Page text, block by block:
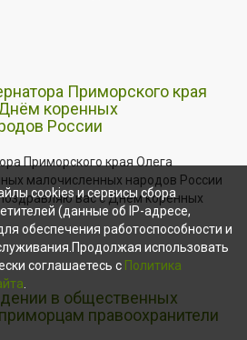
Приморского края
коренных
России
Приморского края Олега
малочисленных народов России
вас с Днём коренных
в общественных
правоохранители
cookies и сервисы сбора
(данные об IP-адресе,
обеспечения работоспособности и
использовать
соглашаетесь с Политика